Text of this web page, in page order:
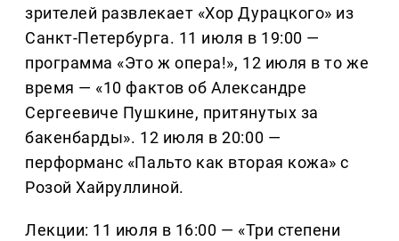
зрителей развлекает «Хор Дурацкого» из
Санкт-Петербурга. 11 июля в 19:00 —
программа «Это ж опера!», 12 июля в то же
время — «10 фактов об Александре
Сергеевиче Пушкине, притянутых за
бакенбарды». 12 июля в 20:00 —
перформанс «Пальто как вторая кожа» с
Розой Хайруллиной.
Лекции: 11 июля в 16:00 — «Три степени